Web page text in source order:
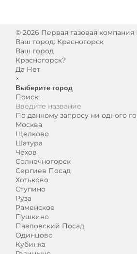
© 2026 Первая газовая компания
Ваш город: Красногорск
Ваш город
Красногорск?
Да Нет
×
Выберите город
Поиск:
По данному запросу ни одного
Москва
Щелково
Шатура
Чехов
Солнечногорск
Сергиев Посад
Хотьково
Ступино
Руза
Раменское
Пушкино
Павловский Посад
Одинцово
Кубинка